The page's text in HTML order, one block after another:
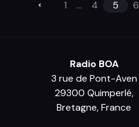
1 ... 4 5 6
Radio BOA
3 rue de Pont-Aven
29300 Quimperlé,
Bretagne, France